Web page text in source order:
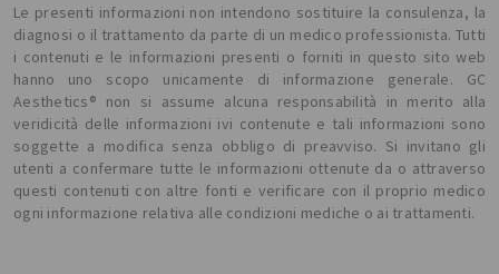
Le presenti informazioni non intendono sostituire la consulenza, la
diagnosi o il trattamento da parte di un medico professionista. Tutti
i contenuti e le informazioni presenti o forniti in questo sito web
hanno uno scopo unicamente di informazione generale. GC
Aesthetics® non si assume alcuna responsabilità in merito alla
veridicità delle informazioni ivi contenute e tali informazioni sono
soggette a modifica senza obbligo di preavviso. Si invitano gli
utenti a confermare tutte le informazioni ottenute da o attraverso
questi contenuti con altre fonti e verificare con il proprio medico
ogni informazione relativa alle condizioni mediche o ai trattamenti.